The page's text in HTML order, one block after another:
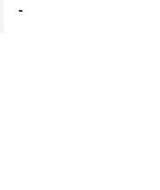
-